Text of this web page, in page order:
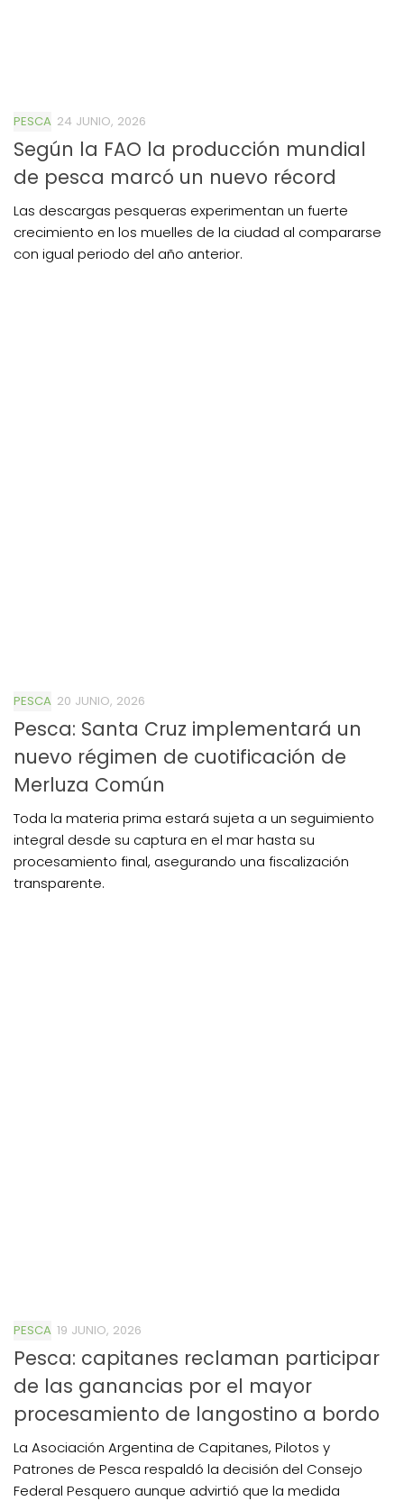
PESCA 24 JUNIO, 2026
Según la FAO la producción mundial
de pesca marcó un nuevo récord
Las descargas pesqueras experimentan un fuerte
crecimiento en los muelles de la ciudad al compararse
con igual periodo del año anterior.
PESCA 20 JUNIO, 2026
Pesca: Santa Cruz implementará un
nuevo régimen de cuotificación de
Merluza Común
Toda la materia prima estará sujeta a un seguimiento
integral desde su captura en el mar hasta su
procesamiento final, asegurando una fiscalización
transparente.
PESCA 19 JUNIO, 2026
Pesca: capitanes reclaman participar
de las ganancias por el mayor
procesamiento de langostino a bordo
La Asociación Argentina de Capitanes, Pilotos y
Patrones de Pesca respaldó la decisión del Consejo
Federal Pesquero aunque advirtió que la medida